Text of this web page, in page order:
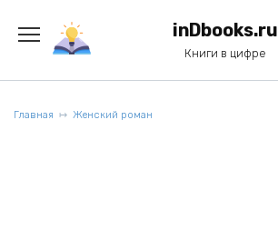
содержанию
inDbooks.ru
Книги в цифре
Главная Женский роман